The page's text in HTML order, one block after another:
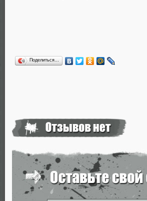
Поделиться…